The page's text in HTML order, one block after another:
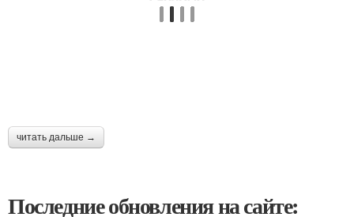
читать дальше →
Последние обновления на сайте: